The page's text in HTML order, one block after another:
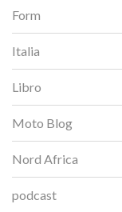
Form
Italia
Libro
Moto Blog
Nord Africa
podcast